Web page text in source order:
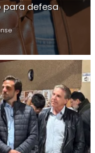
para defesa